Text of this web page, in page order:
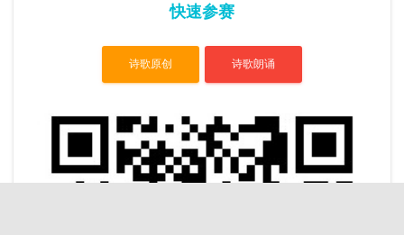
快速参赛
诗歌原创 诗歌朗诵